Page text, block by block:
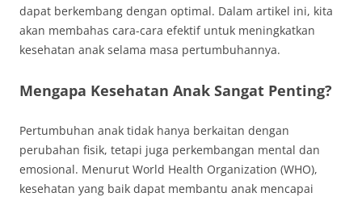
dapat berkembang dengan optimal. Dalam artikel ini, kita
akan membahas cara-cara efektif untuk meningkatkan
kesehatan anak selama masa pertumbuhannya.
Mengapa Kesehatan Anak Sangat Penting?
Pertumbuhan anak tidak hanya berkaitan dengan
perubahan fisik, tetapi juga perkembangan mental dan
emosional. Menurut World Health Organization (WHO),
kesehatan yang baik dapat membantu anak mencapai